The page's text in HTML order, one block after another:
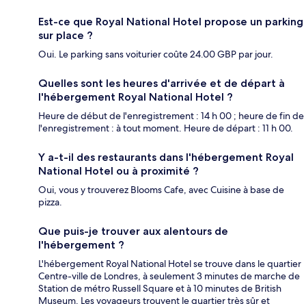
Est-ce que Royal National Hotel propose un parking
sur place ?
Oui. Le parking sans voiturier coûte 24.00 GBP par jour.
Quelles sont les heures d'arrivée et de départ à
l'hébergement Royal National Hotel ?
Heure de début de l'enregistrement : 14 h 00 ; heure de fin de
l'enregistrement : à tout moment. Heure de départ : 11 h 00.
Y a-t-il des restaurants dans l'hébergement Royal
National Hotel ou à proximité ?
Oui, vous y trouverez Blooms Cafe, avec Cuisine à base de
pizza.
Que puis-je trouver aux alentours de
l'hébergement ?
L'hébergement Royal National Hotel se trouve dans le quartier
Centre-ville de Londres, à seulement 3 minutes de marche de
Station de métro Russell Square et à 10 minutes de British
Museum. Les voyageurs trouvent le quartier très sûr et